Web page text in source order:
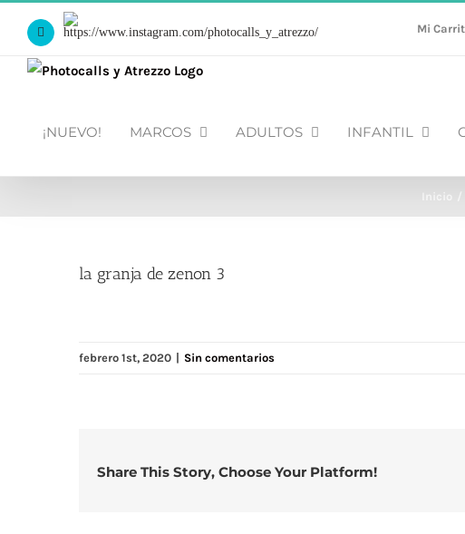
contenido
Facebook
Https://www.instagram.com/photocalls_y_atrezzo/ Mi
¡NUEVO! MARCOS ADULTOS INFANTIL
Inicio
la granja de zenon 3
febrero 1st, 2020 | Sin comentarios
Share This Story, Choose Your Platform!